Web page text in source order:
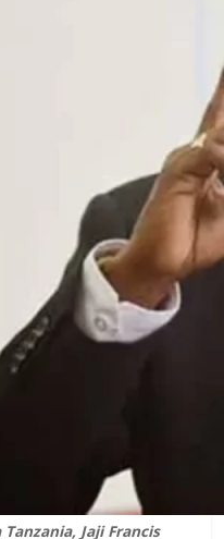
Jaji Francis